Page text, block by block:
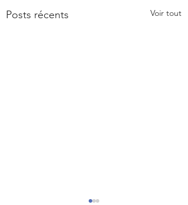
Posts récents Voir tout